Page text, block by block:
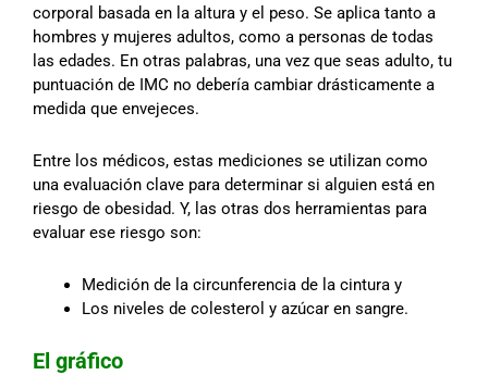
corporal basada en la altura y el peso. Se aplica tanto a
hombres y mujeres adultos, como a personas de todas
las edades. En otras palabras, una vez que seas adulto, tu
puntuación de IMC no debería cambiar drásticamente a
medida que envejeces.
Entre los médicos, estas mediciones se utilizan como
una evaluación clave para determinar si alguien está en
riesgo de obesidad. Y, las otras dos herramientas para
evaluar ese riesgo son:
Medición de la circunferencia de la cintura y
Los niveles de colesterol y azúcar en sangre.
El gráfico